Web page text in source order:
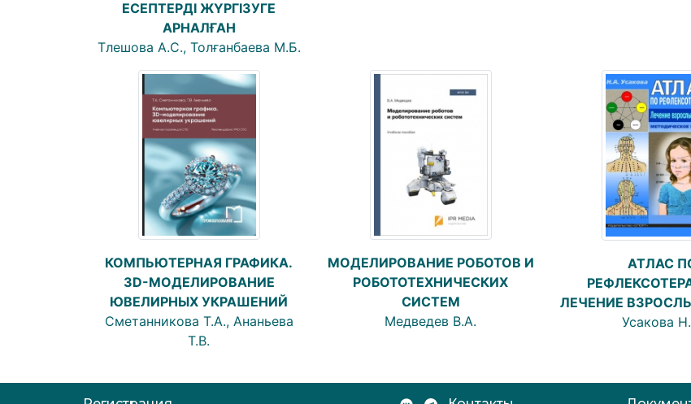
ЕСЕПТЕРДІ ЖҮРГІЗУГЕ
АРНАЛҒАН
Тлешова А.С., Толғанбаева М.Б.
КОМПЬЮТЕРНАЯ ГРАФИКА.
ЗD-МОДЕЛИРОВАНИЕ
ЮВЕЛИРНЫХ УКРАШЕНИЙ
Сметанникова Т.А., Ананьева
Т.В.
МОДЕЛИРОВАНИЕ РОБОТОВ И
РОБОТОТЕХНИЧЕСКИХ
СИСТЕМ
Медведев В.А.
АТЛАС
ЛЕЧЕНИЕ
Усакова